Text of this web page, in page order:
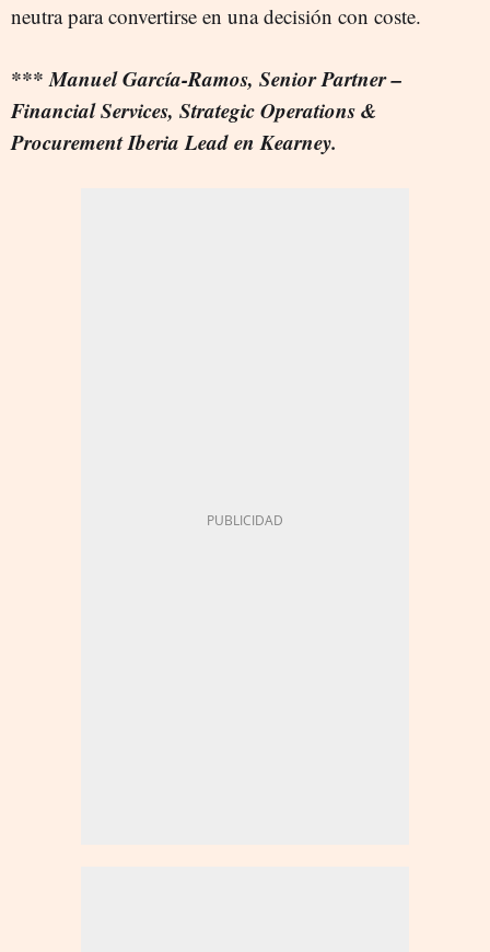
neutra para convertirse en una decisión con coste.
*** Manuel García-Ramos, Senior Partner –
Financial Services, Strategic Operations &
Procurement Iberia Lead en Kearney.